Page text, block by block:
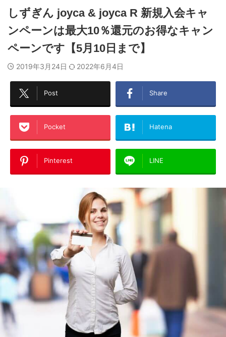
しずぎん joyca & joyca R 新規入会キャ
ンペーンは最大10％還元のお得なキャン
ペーンです【5月10日まで】
2019年3月24日 2022年6月4日
Post Share
Pocket Hatena
Pinterest LINE